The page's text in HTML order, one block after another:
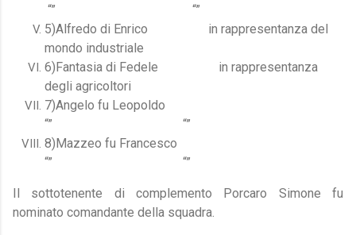
“” “”
5)Alfredo di Enrico in rappresentanza del
mondo industriale
6)Fantasia di Fedele in rappresentanza
degli agricoltori
7)Angelo fu Leopoldo
“” “”
8)Mazzeo fu Francesco
“” “”
Il sottotenente di complemento Porcaro Simone fu
nominato comandante della squadra.